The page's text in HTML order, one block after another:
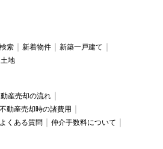
索 新着物件
新築一戸建て
土地
産売却の流れ
不動産売却時の諸費用
よくある質問
仲介手数料について